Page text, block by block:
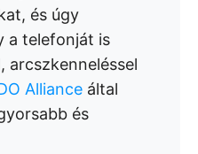
és úgy
a telefonját is
arcszkenneléssel
Alliance által
és